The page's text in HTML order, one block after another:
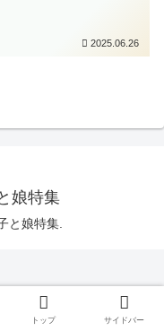
2025.06.26
娘特集
と娘特集.
トップ サイドバー